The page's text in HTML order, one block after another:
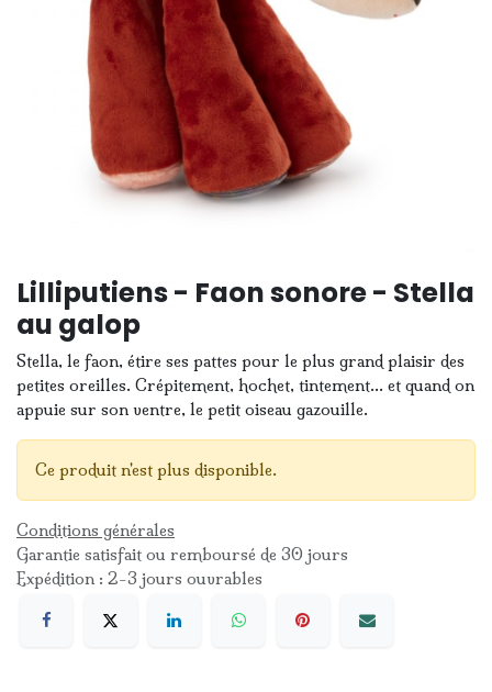
Lilliputiens - Faon sonore - Stella
au galop
Stella, le faon, étire ses pattes pour le plus grand plaisir des
petites oreilles. Crépitement, hochet, tintement... et quand on
appuie sur son ventre, le petit oiseau gazouille.
Ce produit n'est plus disponible.
Conditions générales
Garantie satisfait ou remboursé de 30 jours
Expédition : 2-3 jours ouvrables